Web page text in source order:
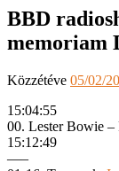
BBD
memoriam
Közzétéve 05/02/
15:04:55
00. Lester Bowie –
15:12:49
—–